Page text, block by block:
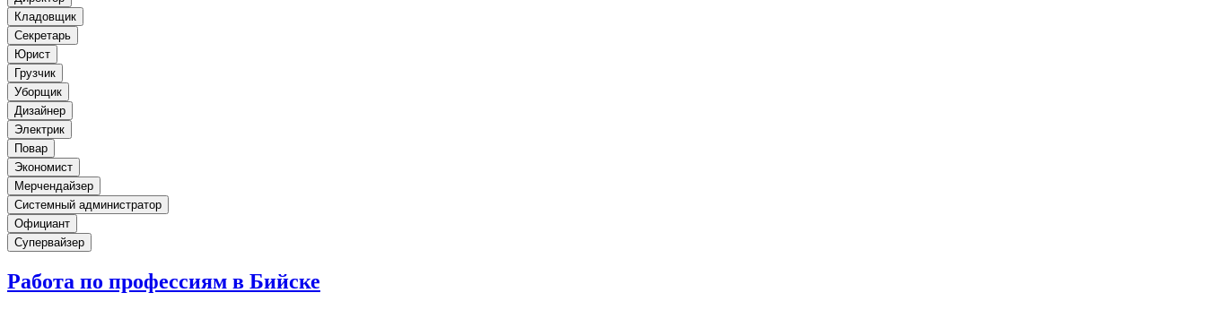
Кладовщик
Секретарь
Юрист
Грузчик
Уборщик
Дизайнер
Электрик
Повар
Экономист
Мерчендайзер
Системный администратор
Официант
Супервайзер
Работа по профессиям в Бийске